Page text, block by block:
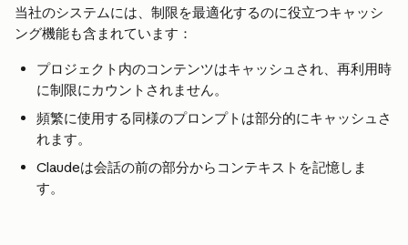
当社のシステムには、制限を最適化するのに役立つキャッシ
ング機能も含まれています：
プロジェクト内のコンテンツはキャッシュされ、再利用時
に制限にカウントされません。
頻繁に使用する同様のプロンプトは部分的にキャッシュさ
れます。
Claudeは会話の前の部分からコンテキストを記憶しま
す。